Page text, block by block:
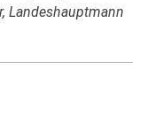
Landeshauptmann